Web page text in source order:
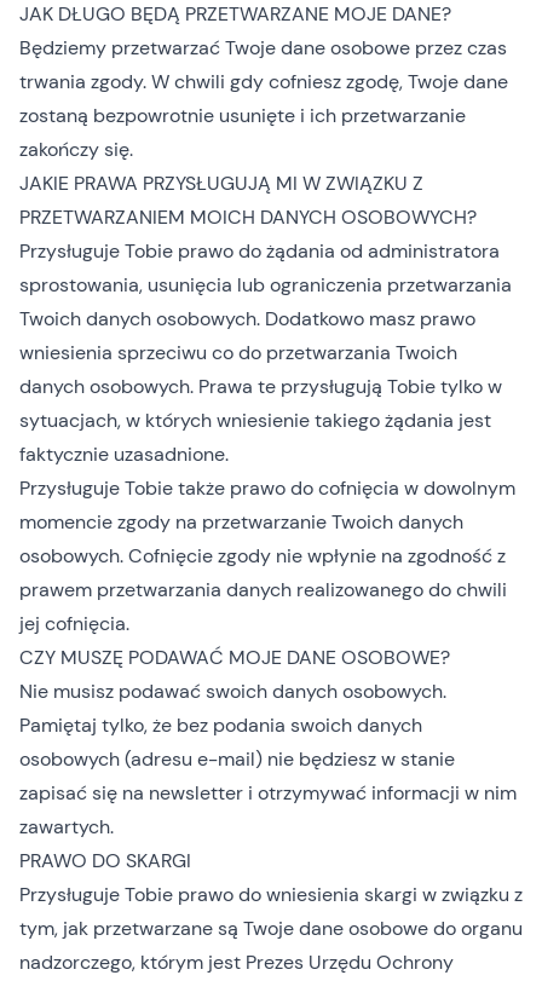
JAK DŁUGO BĘDĄ PRZETWARZANE MOJE DANE?
Będziemy przetwarzać Twoje dane osobowe przez czas
trwania zgody. W chwili gdy cofniesz zgodę, Twoje dane
zostaną bezpowrotnie usunięte i ich przetwarzanie
zakończy się.
JAKIE PRAWA PRZYSŁUGUJĄ MI W ZWIĄZKU Z
PRZETWARZANIEM MOICH DANYCH OSOBOWYCH?
Przysługuje Tobie prawo do żądania od administratora
sprostowania, usunięcia lub ograniczenia przetwarzania
Twoich danych osobowych. Dodatkowo masz prawo
wniesienia sprzeciwu co do przetwarzania Twoich
danych osobowych. Prawa te przysługują Tobie tylko w
sytuacjach, w których wniesienie takiego żądania jest
faktycznie uzasadnione.
Przysługuje Tobie także prawo do cofnięcia w dowolnym
momencie zgody na przetwarzanie Twoich danych
osobowych. Cofnięcie zgody nie wpłynie na zgodność z
prawem przetwarzania danych realizowanego do chwili
jej cofnięcia.
CZY MUSZĘ PODAWAĆ MOJE DANE OSOBOWE?
Nie musisz podawać swoich danych osobowych.
Pamiętaj tylko, że bez podania swoich danych
osobowych (adresu e-mail) nie będziesz w stanie
zapisać się na newsletter i otrzymywać informacji w nim
zawartych.
PRAWO DO SKARGI
Przysługuje Tobie prawo do wniesienia skargi w związku z
tym, jak przetwarzane są Twoje dane osobowe do organu
nadzorczego, którym jest Prezes Urzędu Ochrony